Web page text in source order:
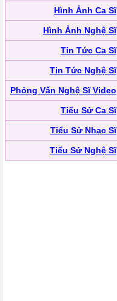
Hình Ảnh Ca Sĩ
Hình Ảnh Nghệ Sĩ
Tin Tức Ca Sĩ
Tin Tức Nghệ Sĩ
Phỏng Vấn Nghệ Sĩ Video
Tiểu Sử Ca Sĩ
Tiểu Sử Nhạc Sĩ
Tiểu Sử Nghệ Sĩ